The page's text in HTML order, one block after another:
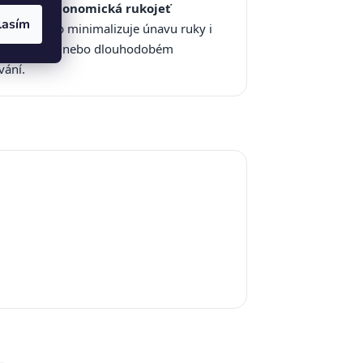
ergonomická rukojeť
úchop minimalizuje únavu ruky i
nebo dlouhodobém